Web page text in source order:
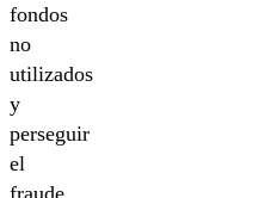
fondos
no
utilizados
y
perseguir
el